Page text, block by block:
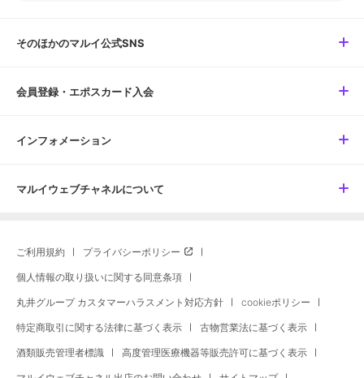
そのほかのマルイ公式SNS
会員登録・エポスカード入会
インフォメーション
マルイウェブチャネルについて
ご利用規約 プライバシーポリシー
個人情報の取り扱いに関する同意条項
丸井グループ カスタマーハラスメント対応方針 cookieポリシー
特定商取引に関する法律に基づく表示 古物営業法に基づく表示
酒類販売管理者標識 高度管理医療機器等販売許可に基づく表示